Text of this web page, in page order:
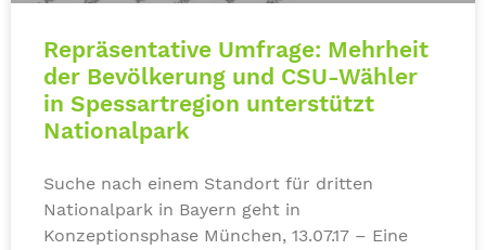
Repräsentative Umfrage: Mehrheit
der Bevölkerung und CSU-Wähler
in Spessartregion unterstützt
Nationalpark
Suche nach einem Standort für dritten
Nationalpark in Bayern geht in
Konzeptionsphase München, 13.07.17 – Eine